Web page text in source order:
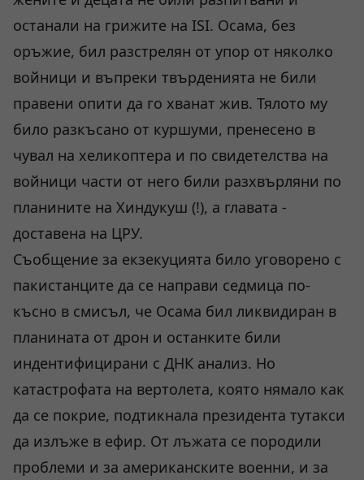
останали на грижите на ISI. Осама, без
оръжие, бил разстрелян от упор от няколко
войници и въпреки твърденията не били
правени опити да го хванат жив. Тялото му
било разкъсано от куршуми, пренесено в
чувал на хеликоптера и по свидетелства на
войници части от него били разхвърляни по
планините на Хиндукуш (!), а главата -
доставена на ЦРУ.
Съобщение за екзекуцията било уговорено с
пакистанците да се направи седмица по-
късно в смисъл, че Осама бил ликвидиран в
планината от дрон и останките били
индентифицирани с ДНК анализ. Но
катастрофата на вертолета, която нямало как
да се покрие, подтикнала президента тутакси
да излъже в ефир. От лъжата се породили
проблеми и за американските военни, и за